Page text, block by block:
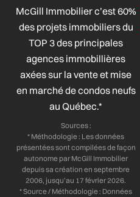
McGill Immobilier c’est 60%
des projets immobiliers du
TOP 3 des principales
agences immobillières
axées sur la vente et mise
en marché de condos neufs
au Québec.*
Sources :
* Méthodologie : Les données
présentées sont compilées de façon
autonome par McGill Immobilier
depuis sa création en septembre
2006, jusqu’au 17 février 2026.
* Source / Méthodologie : Données